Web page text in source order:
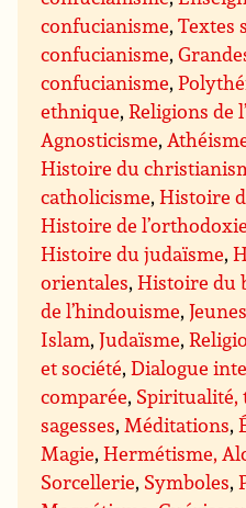
confucianisme,Textes
confucianisme,
confucianisme,
ethnique,Religions de
Agnosticisme,
Histoire du
catholicisme,Histoire
Histoire de l’orthodoxie
Histoire du judaïsme,
orientales,Histoire du
de l’hindouisme,
Islam,Judaïsme,
et société,Dialogue
comparée, Spiritualité,
sagesses, Méditations,
Magie,Hermétisme,
Sorcellerie, Symboles,